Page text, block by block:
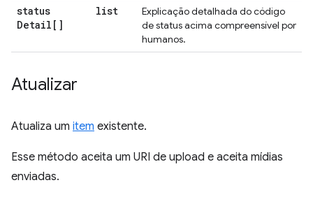
status
Detail[]
list
Explicação detalhada do código
de status acima compreensível por
humanos.
Atualizar
Atualiza um item existente.
Esse método aceita um URI de upload e aceita mídias
enviadas.